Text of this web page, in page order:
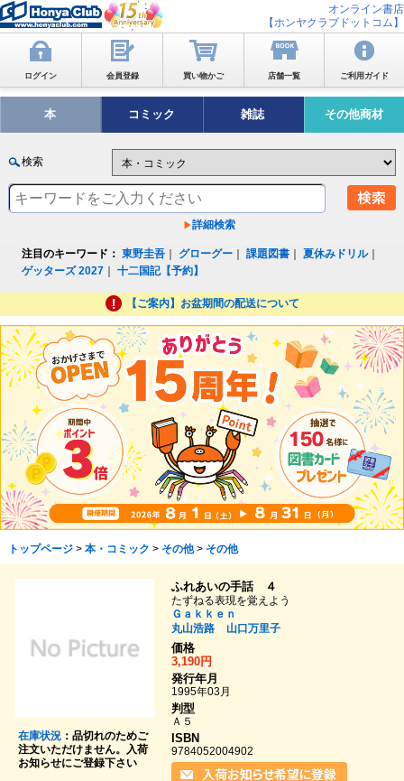
オンライン書店
【ホンヤクラブドットコム】
ログイン 会員登録 買い物かご 店舗一覧 ご利用ガイド
本 コミック 雑誌 その他商材
検索
詳細検索
注目のキーワード： 東野圭吾 グローグー ｜課題図書 ｜夏休みドリル｜
ゲッターズ 2027 ｜十二国記【予約】
【ご案内】お盆期間の配送について
トップページ> 本・コミック > その他> その他
在庫状況：品切れのためご
注文いただけません。入荷
お知らせにご登録下さい
ふれあいの手話 ４
たずねる表現を覚えよう
Ｇａｋｋｅｎ
丸山浩路
山口万里子
価格
3,190円
発行年月
1995年03月
判型
Ａ５
ISBN
9784052004902